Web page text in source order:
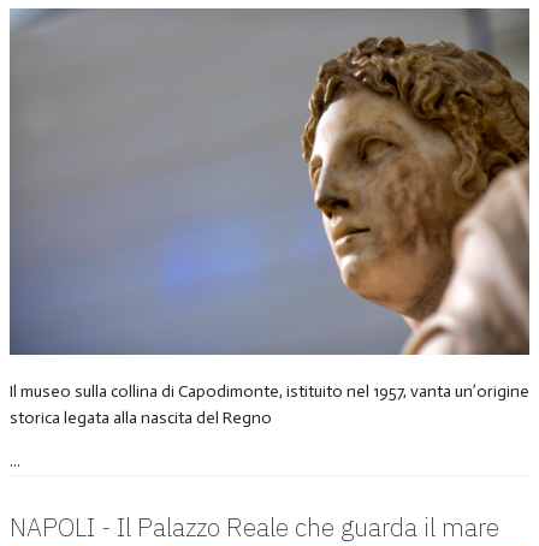
Il museo sulla collina di Capodimonte, istituito nel 1957, vanta un’origine
storica legata alla nascita del Regno
...
NAPOLI - Il Palazzo Reale che guarda il mare